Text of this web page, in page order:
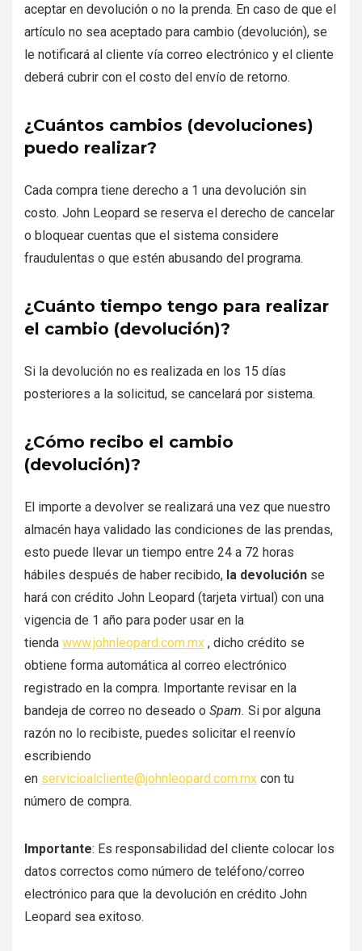
aceptar en devolución o no la prenda. En caso de que el
artículo no sea aceptado para cambio (devolución), se
le notificará al cliente vía correo electrónico y el cliente
deberá cubrir con el costo del envío de retorno.
¿Cuántos cambios (devoluciones)
puedo realizar?
Cada compra tiene derecho a 1 una devolución sin
costo. John Leopard se reserva el derecho de cancelar
o bloquear cuentas que el sistema considere
fraudulentas o que estén abusando del programa.
¿Cuánto tiempo tengo para realizar
el cambio (devolución)?
Si la devolución no es realizada en los 15 días
posteriores a la solicitud, se cancelará por sistema.
¿Cómo recibo el cambio
(devolución)?
El importe a devolver se realizará una vez que nuestro
almacén haya validado las condiciones de las prendas,
esto puede llevar un tiempo entre 24 a 72 horas
hábiles después de haber recibido, la devolución se
hará con crédito John Leopard (tarjeta virtual) con una
vigencia de 1 año para poder usar en la
tienda www.johnleopard.com.mx , dicho crédito se
obtiene forma automática al correo electrónico
registrado en la compra. Importante revisar en la
bandeja de correo no deseado o Spam. Si por alguna
razón no lo recibiste, puedes solicitar el reenvío
escribiendo
en servicioalcliente@johnleopard.com.mx con tu
número de compra.
Importante: Es responsabilidad del cliente colocar los
datos correctos como número de teléfono/correo
electrónico para que la devolución en crédito John
Leopard sea exitoso.